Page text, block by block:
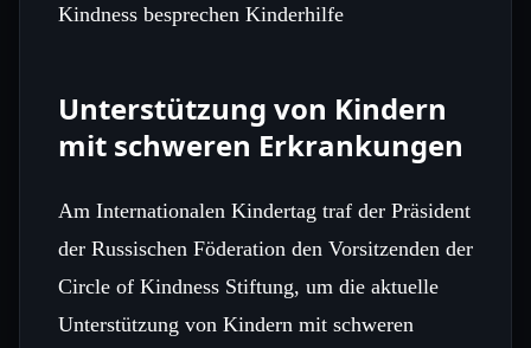
Kindness besprechen Kinderhilfe
Unterstützung von Kindern
mit schweren Erkrankungen
Am Internationalen Kindertag traf der Präsident
der Russischen Föderation den Vorsitzenden der
Circle of Kindness Stiftung, um die aktuelle
Unterstützung von Kindern mit schweren